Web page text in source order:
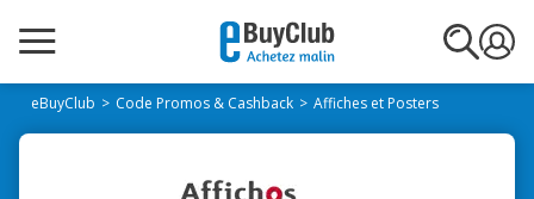
eBuyClub Code Promos & Cashback Affiches et Posters